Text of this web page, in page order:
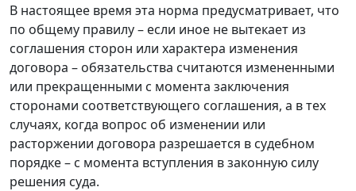
В настоящее время эта норма предусматривает, что
по общему правилу – если иное не вытекает из
соглашения сторон или характера изменения
договора – обязательства считаются измененными
или прекращенными с момента заключения
сторонами соответствующего соглашения, а в тех
случаях, когда вопрос об изменении или
расторжении договора разрешается в судебном
порядке – с момента вступления в законную силу
решения суда.